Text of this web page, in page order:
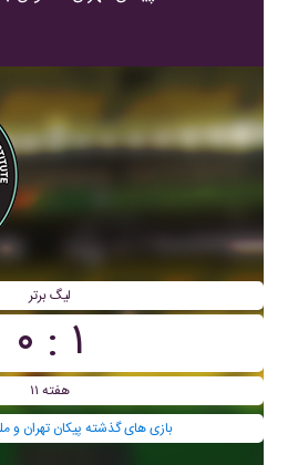
لیگ برتر
۱ : ۰
هفته ۱۱
بازی های گذشته پيکان تهران و